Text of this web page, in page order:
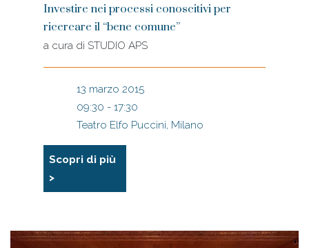
Investire nei processi conoscitivi per
ricercare il “bene comune”
a cura di STUDIO APS
13 marzo 2015
09:30 - 17:30
Teatro Elfo Puccini, Milano
Scopri di più
>